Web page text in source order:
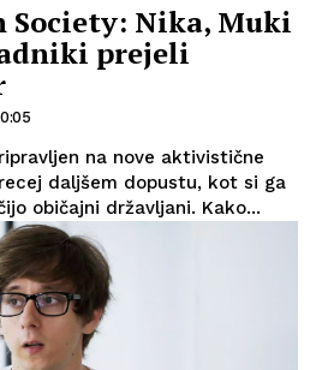
Society: Nika, Muki
prejeli
na nove aktivistične
daljšem dopustu, kot si ga
običajni državljani. Kako...